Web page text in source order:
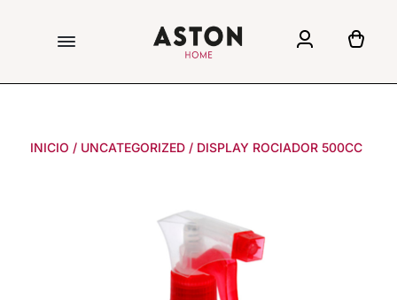
INICIO / UNCATEGORIZED/ DISPLAY ROCIADOR 500CC